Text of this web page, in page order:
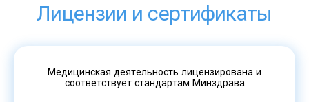
Лицензии и сертификаты
Медицинская деятельность лицензирована и
соответствует стандартам Минздрава